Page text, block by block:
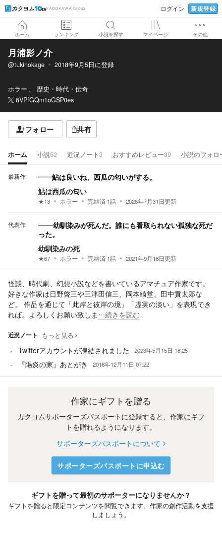
KADOKAWA Group ログイン 新規登録
ホーム ランキング 小説を探す マイページ その他
月浦影ノ介
@tukinokage 2018年9月5日に登録
ホラー
歴史・時代・伝奇
6VPfGQm1oGSP0es
フォロー 共有
ホーム 小説52 近況ノート3 おすすめレビュー39 小説のフォロ
最新作 ――鮎は良いね、西瓜の匂いがする。
鮎は西瓜の匂い
★13 ホラー 完結済 1話 2026年7月31日更新
代表作
───幼馴染みが死んだ。誰にも看取られない孤独な死だ
った。
幼馴染みの死
★67 ホラー 完結済 1話 2021年9月18日更新
怪談、時代劇、幻想小説などを書いているアマチュア作家です。
好きな作家は日野啓三や三津田信三、岡本綺堂、田中貢太郎な
ど。 作品を通じて「此岸と彼岸の境」「虚実の淡い」を表現でき
れば。よろしくお願い致しま …続きを読む
近況ノート もっと見る
Twitterアカウントが凍結されました 2023年5月15日 18:25
『陽炎の家』あとがき 2018年12月11日 07:22
作家にギフトを贈る
カクヨムサポーターズパスポートに登録すると、作家にギフ
トを贈れるようになります。
サポーターズパスポートについて
サポーターズパスポートに申込む
ギフトを贈って最初のサポーターになりませんか？
ギフトを贈ると限定コンテンツを閲覧できます。作家の創作活動を支援
しましょう。